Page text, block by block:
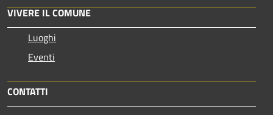
VIVERE IL COMUNE
Luoghi
Eventi
CONTATTI